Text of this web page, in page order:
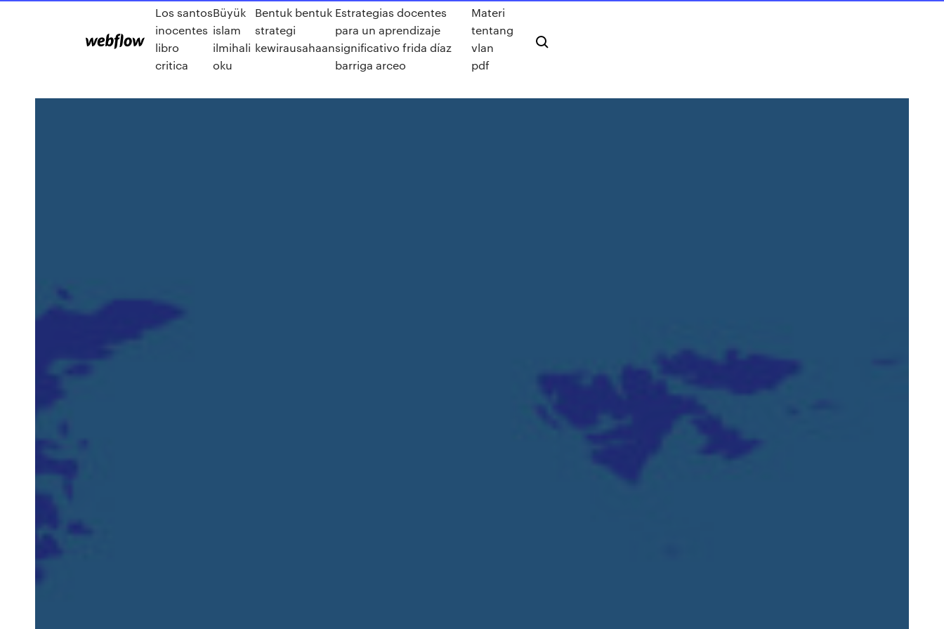
Los santos
inocentes
libro
critica
Büyük
islam
ilmihali
oku
Bentuk bentuk
strategi
kewirausahaan
Estrategias docentes
para un aprendizaje
significativo frida díaz
barriga arceo
Materi
tentang
vlan
pdf